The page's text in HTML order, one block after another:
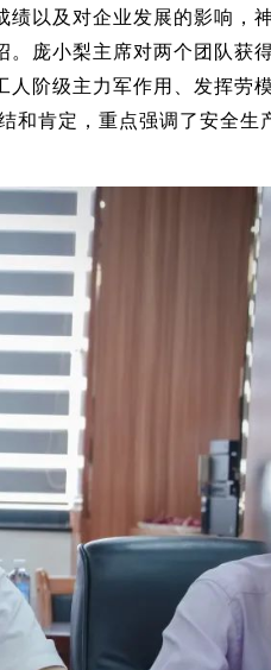
绩以及对企业发展的影响，
。庞小梨主席对两个团队获
人阶级主力军作用、发挥劳
和肯定，重点强调了安全生